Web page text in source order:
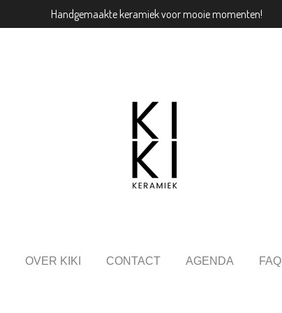
Handgemaakte keramiek voor mooie momenten!
OVER KIKI CONTACT AGENDA FAQ